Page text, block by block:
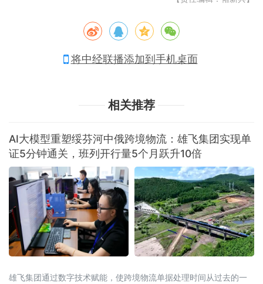
将中经联播添加到手机桌面
相关推荐
AI大模型重塑绥芬河中俄跨境物流：雄飞集团实现单
证5分钟通关，班列开行量5个月跃升10倍
雄飞集团通过数字技术赋能，使跨境物流单据处理时间从过去的一